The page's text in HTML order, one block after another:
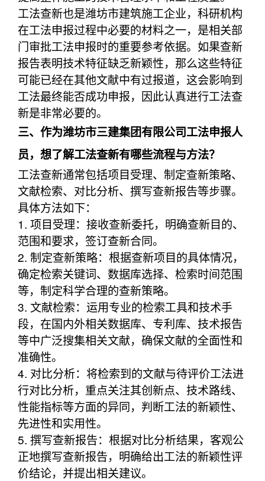
工法查新也是潍坊市建筑施工企业，科研机构
在工法申报过程中必要的材料之一，是相关部
门审批工法申报时的重要参考依据。如果查新
报告表明技术特征缺乏新颖性，那么这些特征
可能已经在其他文献中有过报道，这会影响到
工法最终能否成功申报，因此认真进行工法查
新是非常必要的。
三、作为潍坊市三建集团有限公司工法申报人
员，想了解工法查新有哪些流程与方法？
工法查新通常包括项目受理、制定查新策略、
文献检索、对比分析、撰写查新报告等步骤。
具体方法如下：
1. 项目受理：接收查新委托，明确查新目的、
范围和要求，签订查新合同。
2. 制定查新策略：根据查新项目的具体情况，
确定检索关键词、数据库选择、检索时间范围
等，制定科学合理的查新策略。
3. 文献检索：运用专业的检索工具和技术手
段，在国内外相关数据库、专利库、技术报告
等中广泛搜集相关文献，确保文献的全面性和
准确性。
4. 对比分析：将检索到的文献与待评价工法进
行对比分析，重点关注其创新点、技术路线、
性能指标等方面的异同，判断工法的新颖性、
先进性和实用性。
5. 撰写查新报告：根据对比分析结果，客观公
正地撰写查新报告，明确给出工法的新颖性评
价结论，并提出相关建议。